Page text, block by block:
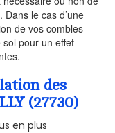
le cas d’une
de vos combles
pour un effet
des
(27730)
en plus